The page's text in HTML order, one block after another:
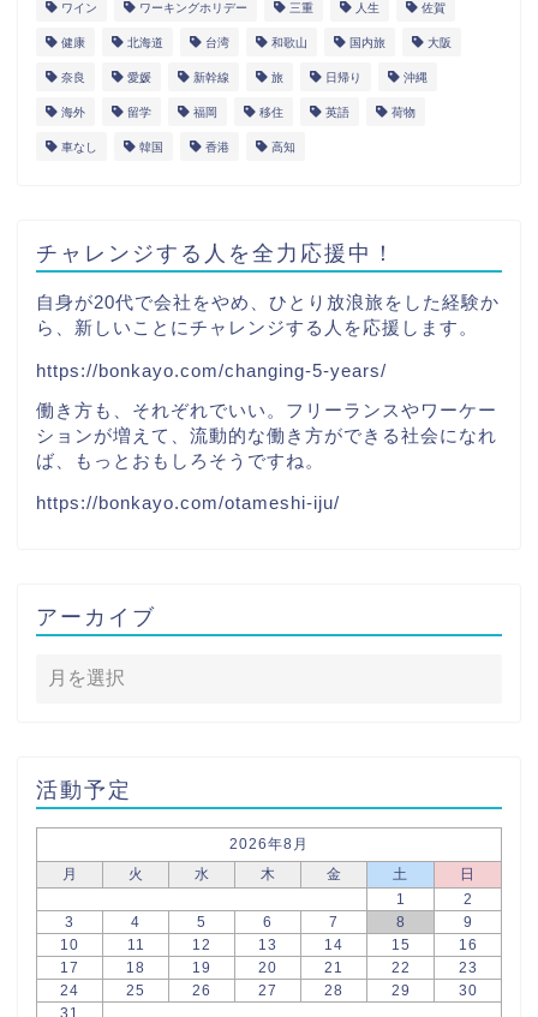
ワイン ワーキングホリデー 三重 人生 佐賀
健康 北海道 台湾 和歌山 国内旅 大阪
奈良 愛媛 新幹線 旅 日帰り 沖縄
海外 留学 福岡 移住 英語 荷物
車なし 韓国 香港 高知
チャレンジする人を全力応援中！
自身が20代で会社をやめ、ひとり放浪旅をした経験か
ら、新しいことにチャレンジする人を応援します。
https://bonkayo.com/changing-5-years/
働き方も、それぞれでいい。フリーランスやワーケー
ションが増えて、流動的な働き方ができる社会になれ
ば、もっとおもしろそうですね。
https://bonkayo.com/otameshi-iju/
アーカイブ
活動予定
2026年8月
月
火 水 木 金 土
日
1
2
3
4 5 6 7 8
9
10
11 12 13 14 15
16
17
18 19 20 21 22
23
24
25 26 27 28 29
30
31